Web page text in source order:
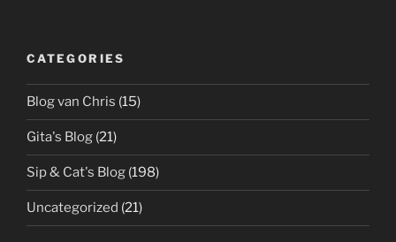
CATEGORIES
Blog van Chris (15)
Gita's Blog (21)
Sip & Cat's Blog (198)
Uncategorized (21)